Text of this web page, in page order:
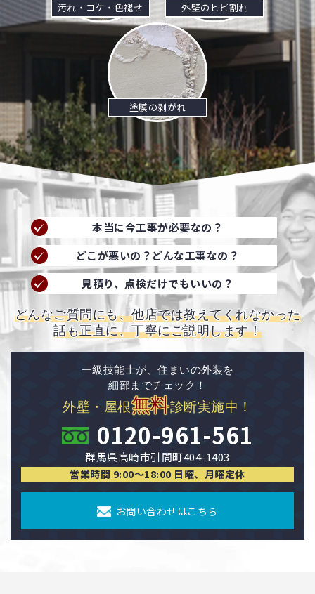
汚れ・コケ・色褪せ 外壁のヒビ割れ
塗膜の剥がれ
本当に今工事が必要なの？
どこが悪いの？どんな工事なの？
見積り、点検だけでもいいの？
どんなご質問にも、他店では教えてくれなかった
話も正直に、丁寧にご説明します！
一級技能士が、住まいの外装を
細部までチェック！
外壁・屋根無料診断実施中！
0120-961-561
群馬県高崎市引間町404-1403
営業時間 9:00〜18:00 日曜、月曜定休
お問い合わせはこちら